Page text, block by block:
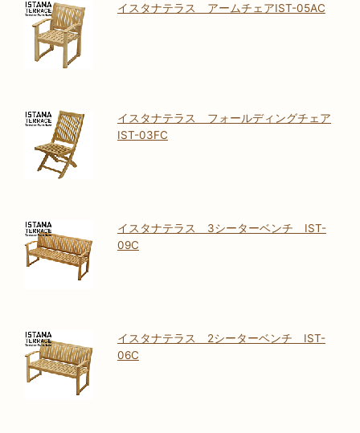
イスタナテラス アームチェアIST-05AC
イスタナテラス フォールディングチェア
IST-03FC
イスタナテラス 3シーターベンチ IST-
09C
イスタナテラス 2シーターベンチ IST-
06C